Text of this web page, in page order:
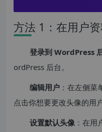
方法 1：在用户
登录到 WordPress
ordPress 后台。
编辑用户 ：在左侧菜
点击你想要更改头像的用户
设置默认头像 ：在用